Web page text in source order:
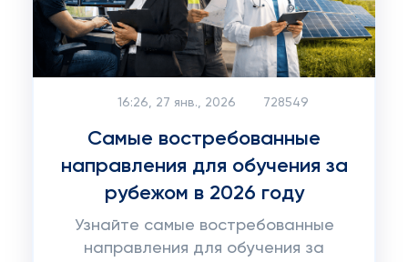
16:26, 27 янв., 2026 728549
Самые востребованные
направления для обучения за
рубежом в 2026 году
Узнайте самые востребованные
направления для обучения за